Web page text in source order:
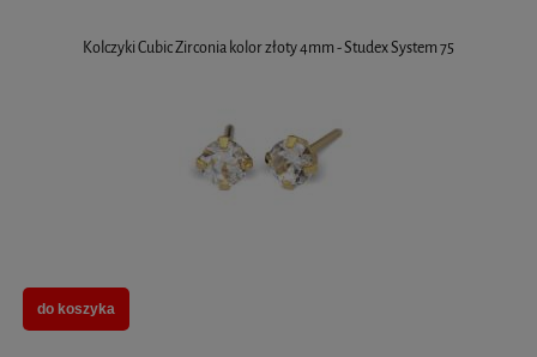
Kolczyki Cubic Zirconia kolor złoty 4mm - Studex System 75
do koszyka